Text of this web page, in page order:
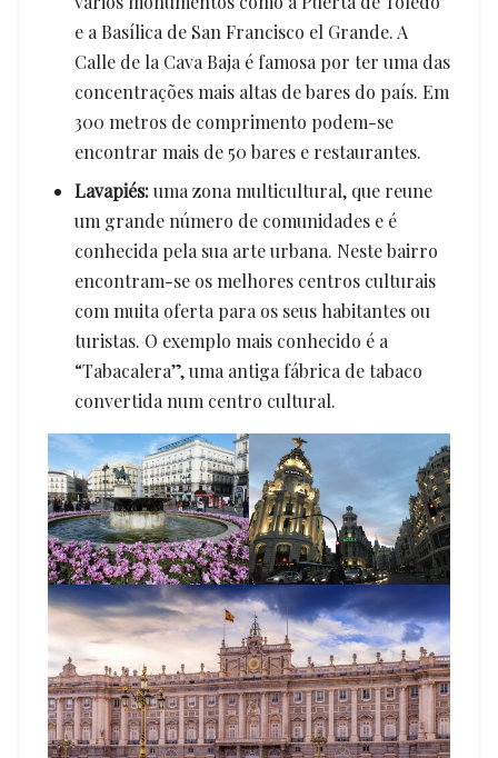
e a Basílica de San Francisco el Grande. A
Calle de la Cava Baja é famosa por ter uma das
concentrações mais altas de bares do país. Em
300 metros de comprimento podem-se
encontrar mais de 50 bares e restaurantes.
Lavapiés:uma zona multicultural, que reune
um grande número de comunidades e é
conhecida pela sua arte urbana. Neste bairro
encontram-se os melhores centros culturais
com muita oferta para os seus habitantes ou
turistas. O exemplo mais conhecido é a
“Tabacalera”, uma antiga fábrica de tabaco
convertida num centro cultural.